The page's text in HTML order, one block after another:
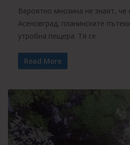
Вероятно мнозина не знаят, че
Асеновград, планинските
утробна пещера. Тя се
Read More